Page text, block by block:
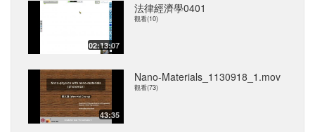
02:13:07
法律經濟學0401
觀看(10)
43:35
Nano-Materials_1130918_1.mov
觀看(73)